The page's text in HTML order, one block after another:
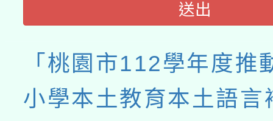
送出
「桃園市112學年度推
小學本土教育本土語言